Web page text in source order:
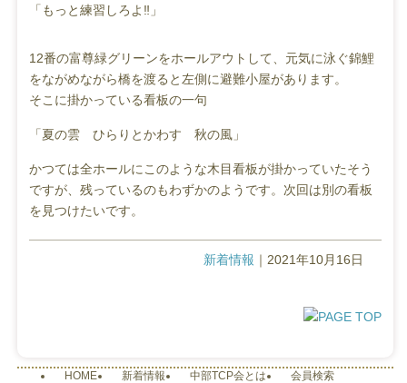
「もっと練習しろよ‼」
12番の富尊緑グリーンをホールアウトして、元気に泳ぐ錦鯉
をながめながら橋を渡ると左側に避難小屋があります。
そこに掛かっている看板の一句
「夏の雲 ひらりとかわす 秋の風」
かつては全ホールにこのような木目看板が掛かっていたそう
ですが、残っているのもわずかのようです。次回は別の看板
を見つけたいです。
新着情報 ｜2021年10月16日
HOME 新着情報 中部TCP会とは 会員検索